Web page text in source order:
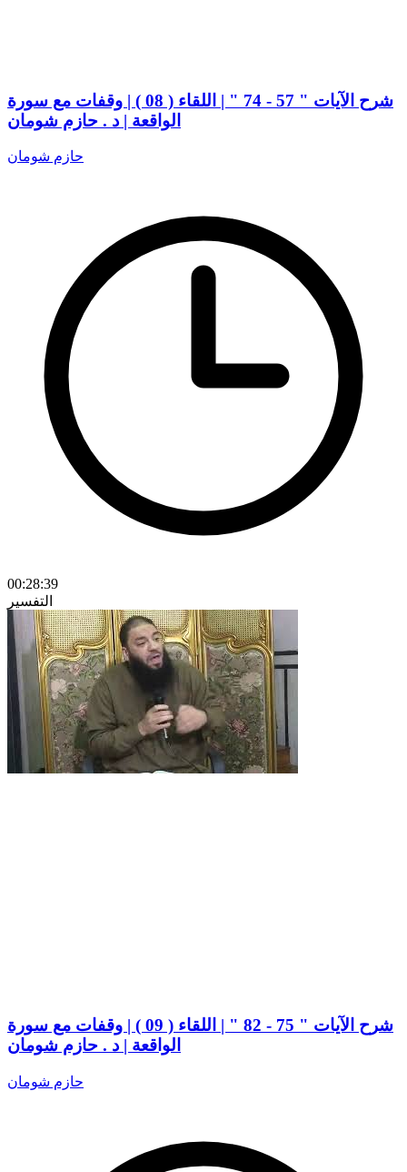
شرح الآيات " 57 - 74 " | اللقاء ( 08 ) | وقفات مع سورة
الواقعة | د . حازم شومان
حازم شومان
00:28:39
التفسير
شرح الآيات " 75 - 82 " | اللقاء ( 09 ) | وقفات مع سورة
الواقعة | د . حازم شومان
حازم شومان